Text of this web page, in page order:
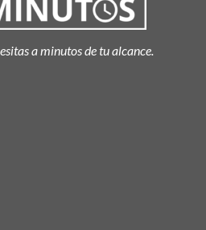
a minutos de tu alcance.